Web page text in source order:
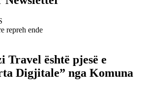
repreh ende
Travel është pjesë e
Digjitale” nga Komuna